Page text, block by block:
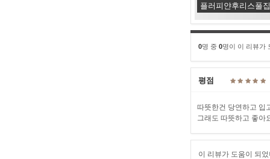
플러피얀후리스풀
0명 중 0명이 이 리뷰가
평점
따뜻한건 당연하고 입
그래도 따뜻하고 좋아
이 리뷰가 도움이 되